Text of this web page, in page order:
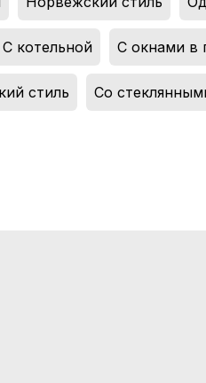
С котельной С окнами в
стиль Со